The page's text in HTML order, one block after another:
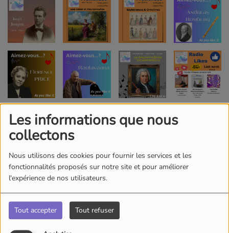
Les informations que nous
collectons
Nous utilisons des cookies pour fournir les services et les
fonctionnalités proposés sur notre site et pour améliorer
l'expérience de nos utilisateurs.
Tout accepter Tout refuser